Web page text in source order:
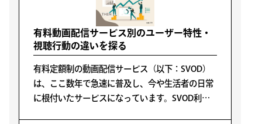
有料動画配信サービス別のユーザー特性・
視聴行動の違いを探る
有料定額制の動画配信サービス（以下：SVOD）
は、ここ数年で急速に普及し、今や生活者の日常
に根付いたサービスになっています。SVOD利用